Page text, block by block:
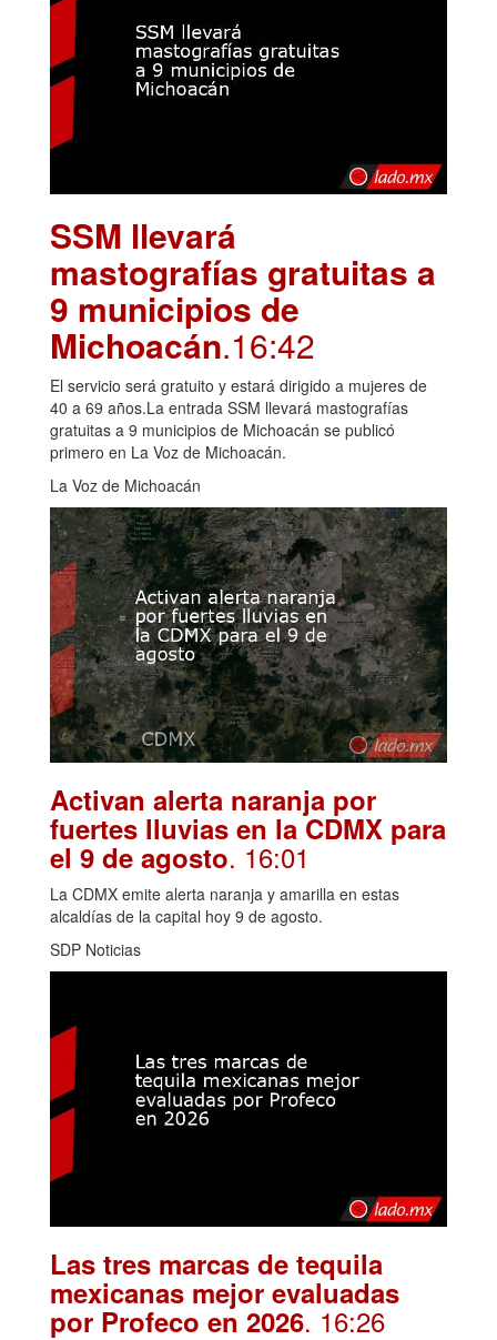
SSM llevará
mastografías gratuitas a
9 municipios de
Michoacán.16:42
El servicio será gratuito y estará dirigido a mujeres de
40 a 69 años.La entrada SSM llevará mastografías
gratuitas a 9 municipios de Michoacán se publicó
primero en La Voz de Michoacán.
La Voz de Michoacán
Activan alerta naranja por
fuertes lluvias en la CDMX para
el 9 de agosto. 16:01
La CDMX emite alerta naranja y amarilla en estas
alcaldías de la capital hoy 9 de agosto.
SDP Noticias
Las tres marcas de tequila
mexicanas mejor evaluadas
por Profeco en 2026. 16:26